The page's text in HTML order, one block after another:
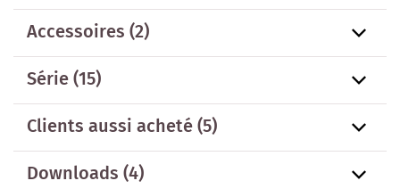
Accessoires(2)
Série(15)
Clients aussi acheté(5)
Downloads (4)